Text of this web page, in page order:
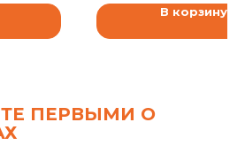
В корзину
ПЕРВЫМИ О